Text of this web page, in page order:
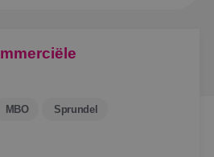
MBO Sprundel